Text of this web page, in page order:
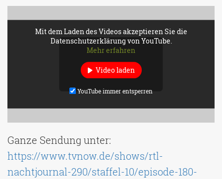
Mit dem Laden des Videos akzeptieren Sie die
Datenschutzerklärung von YouTube.
Mehr erfahren
Video laden
YouTube immer entsperren
Ganze Sendung unter:
https://www.tvnow.de/shows/rtl-
nachtjournal-290/staffel-10/episode-180-